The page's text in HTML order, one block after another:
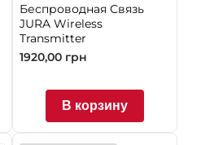
Беспроводная Связь
JURA Wireless
Transmitter
1920,00 грн
В корзину